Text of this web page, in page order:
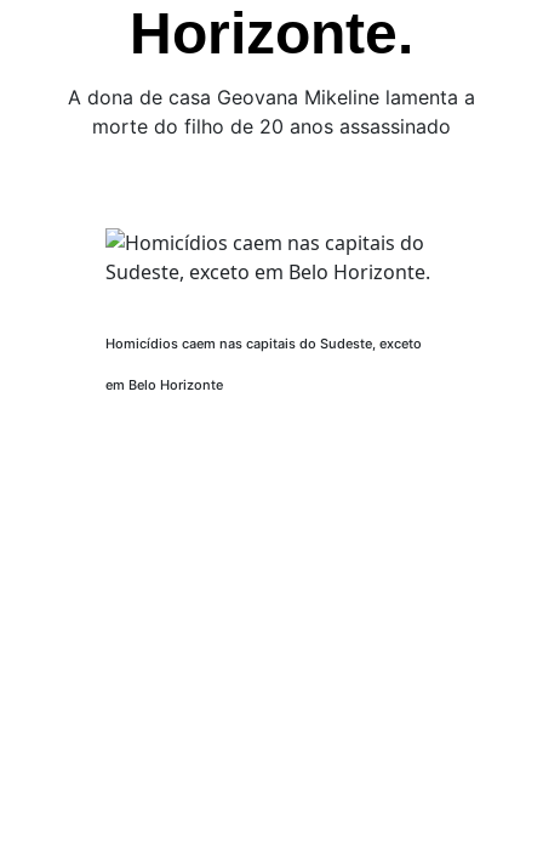
Horizonte.
A dona de casa Geovana Mikeline lamenta a
morte do filho de 20 anos assassinado
Homicídios caem nas capitais do Sudeste, exceto
em Belo Horizonte